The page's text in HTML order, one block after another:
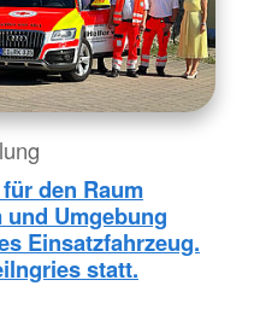
den Raum
und Umgebung
Einsatzfahrzeug.
statt.